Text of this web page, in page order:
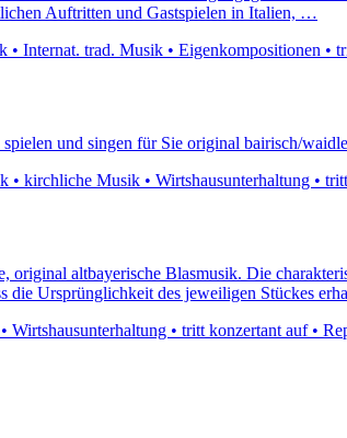
Auftritten und Gastspielen in Italien, …
• Internat. trad. Musik • Eigenkompositionen •
und singen für Sie original bairisch/
• kirchliche Musik • Wirtshausunterhaltung •
original altbayerische Blasmusik. Die
die Ursprünglichkeit des jeweiligen Stückes
Wirtshausunterhaltung • tritt konzertant auf •